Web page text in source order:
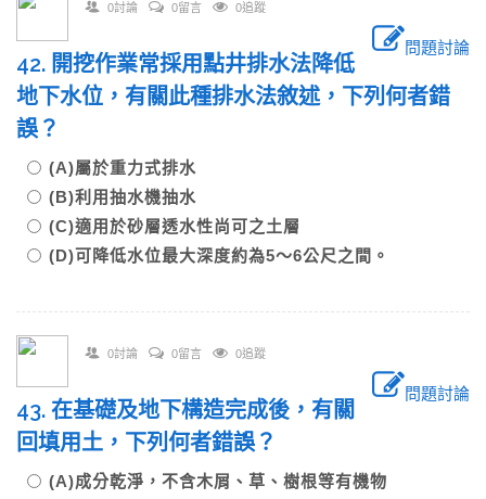
0討論 0留言 0追蹤
問題討論
42. 開挖作業常採用點井排水法降低
地下水位，有關此種排水法敘述，下列何者錯
誤？
(A)屬於重力式排水
(B)利用抽水機抽水
(C)適用於砂層透水性尚可之土層
(D)可降低水位最大深度約為5～6公尺之間。
0討論 0留言 0追蹤
問題討論
43. 在基礎及地下構造完成後，有關
回填用土，下列何者錯誤？
(A)成分乾淨，不含木屑、草、樹根等有機物